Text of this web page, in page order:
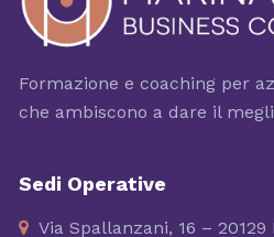
Formazione e coaching per
che ambiscono a dare il
Sedi Operative
Via Spallanzani, 16 – 20129